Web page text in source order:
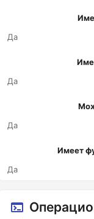
Да
Да
Да
Имеет
Да